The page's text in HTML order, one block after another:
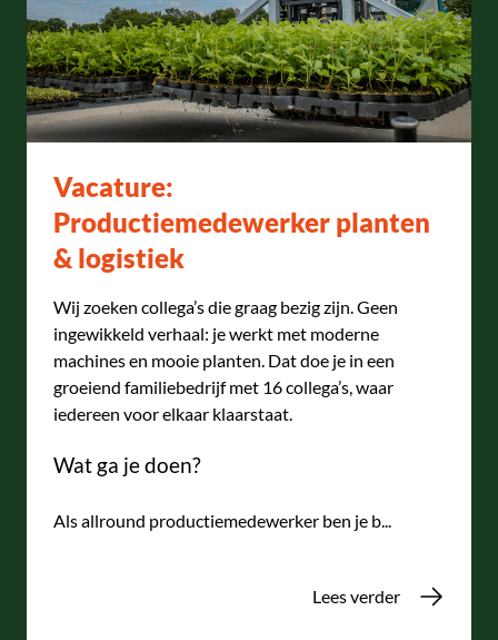
Vacature:
Productiemedewerker planten
& logistiek
Wij zoeken collega’s die graag bezig zijn. Geen
ingewikkeld verhaal: je werkt met moderne
machines en mooie planten. Dat doe je in een
groeiend familiebedrijf met 16 collega’s, waar
iedereen voor elkaar klaarstaat.
Wat ga je doen?
Als allround productiemedewerker ben je b...
Lees verder